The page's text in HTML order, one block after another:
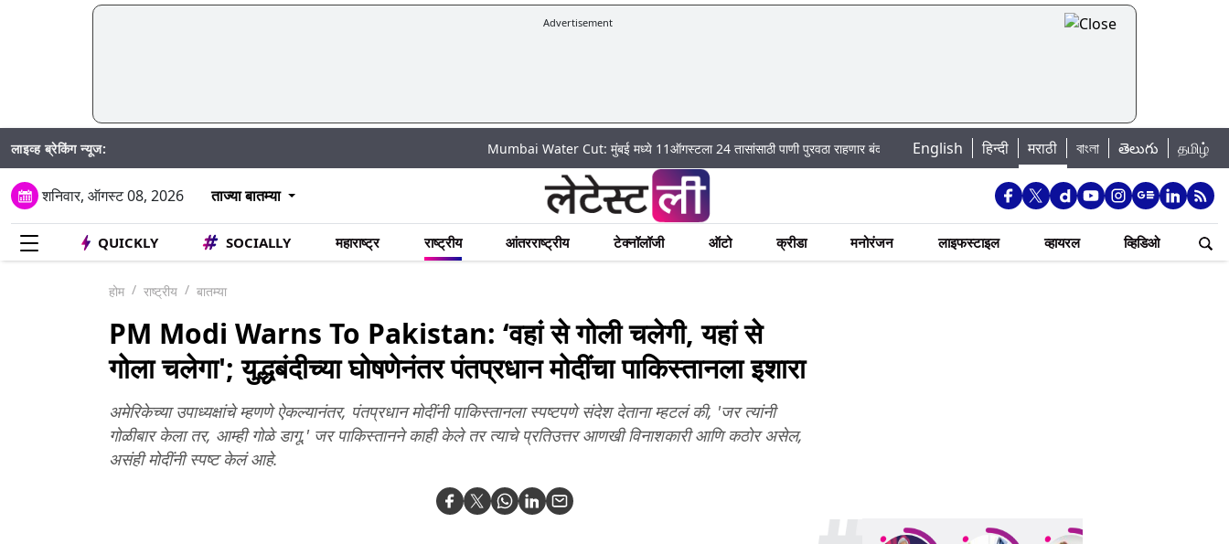
Advertisement
लाइव्ह ब्रेकिंग न्यूज: Mumbai Water Cut: मुंबई मध्ये 11ऑगस्टला 24 तासांसाठी पाणी पुरवठा राहणार बंद; पहा कुठे असेल पाणी बंद| Madhur Satta Matka: मधूर सट्टा मटका बद्दल काही
English हिन्दी मराठी বাংলা తెలుగు தமிழ்
शनिवार, ऑगस्ट 08, 2026 ताज्या बातम्या
QUICKLY SOCIALLY महाराष्ट्र राष्ट्रीय आंतरराष्ट्रीय टेक्नॉलॉजी ऑटो क्रीडा मनोरंजन लाइफस्टाइल व्हायरल व्हिडिओ
होम राष्ट्रीय बातम्या
PM Modi Warns To Pakistan: ‘वहां से गोली चलेगी, यहां से
गोला चलेगा'; युद्धबंदीच्या घोषणेनंतर पंतप्रधान मोदींचा पाकिस्तानला इशारा
अमेरिकेच्या उपाध्यक्षांचे म्हणणे ऐकल्यानंतर, पंतप्रधान मोदींनी पाकिस्तानला स्पष्टपणे संदेश देताना म्हटलं की, 'जर त्यांनी
गोळीबार केला तर, आम्ही गोळे डागू.' जर पाकिस्तानने काही केले तर त्याचे प्रतिउत्तर आणखी विनाशकारी आणि कठोर असेल,
असंही मोदींनी स्पष्ट केलं आहे.